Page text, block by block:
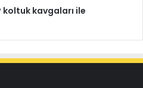
koltuk kavgaları ile